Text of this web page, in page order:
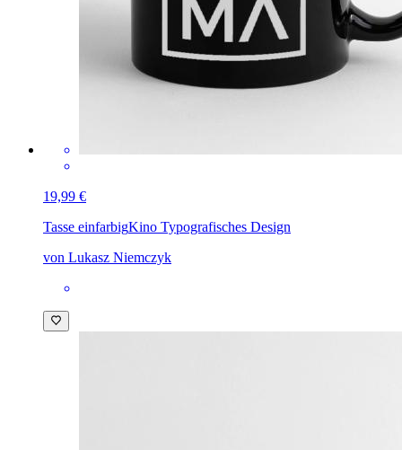
19,99 €
Tasse einfarbigKino Typografisches Design
von Lukasz Niemczyk